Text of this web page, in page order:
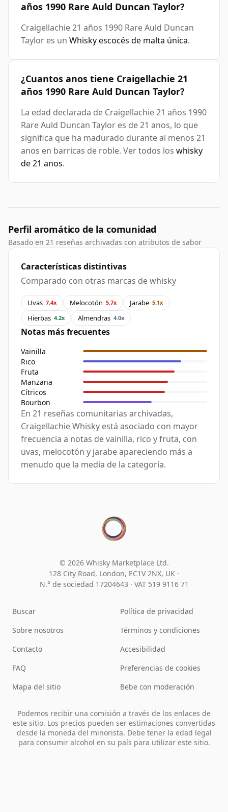
años 1990 Rare Auld Duncan Taylor?
Craigellachie 21 años 1990 Rare Auld Duncan
Taylor es un Whisky escocés de malta única.
¿Cuantos anos tiene Craigellachie 21
años 1990 Rare Auld Duncan Taylor?
La edad declarada de Craigellachie 21 años 1990
Rare Auld Duncan Taylor es de 21 anos, lo que
significa que ha madurado durante al menos 21
anos en barricas de roble. Ver todos los whisky
de 21 anos.
Perfil aromático de la comunidad
Basado en 21 reseñas archivadas con atributos de sabor
Características distintivas
Comparado con otras marcas de whisky
Uvas 7.4x Melocotón 5.7x Jarabe 5.1x
Hierbas 4.2x Almendras 4.0x
Notas más frecuentes
Vainilla
Rico
Fruta
Manzana
Cítricos
Bourbon
En 21 reseñas comunitarias archivadas,
Craigellachie Whisky está asociado con mayor
frecuencia a notas de vainilla, rico y fruta, con
uvas, melocotón y jarabe apareciendo más a
menudo que la media de la categoría.
© 2026 Whisky Marketplace Ltd.
128 City Road, London, EC1V 2NX, UK ·
N.° de sociedad 17204643 · VAT 519 9116 71
Buscar
Sobre nosotros
Contacto
FAQ
Mapa del sitio
Política de privacidad
Términos y condiciones
Accesibilidad
Preferencias de cookies
Bebe con moderación
Podemos recibir una comisión a través de los enlaces de
este sitio. Los precios pueden ser estimaciones convertidas
desde la moneda del minorista. Debe tener la edad legal
para consumir alcohol en su país para utilizar este sitio.